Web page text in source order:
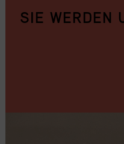
SIE WERDEN